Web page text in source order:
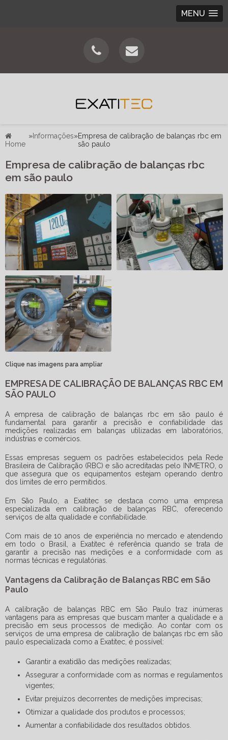
MENU
Home
» Informações»Empresa de calibração de balanças rbc em
são paulo
Empresa de calibração de balanças rbc
em são paulo
Clique nas imagens para ampliar
EMPRESA DE CALIBRAÇÃO DE BALANÇAS RBC EM
SÃO PAULO
Aempresa de calibração de balanças rbc em são paulo é
fundamental para garantir a precisão e confiabilidade das
medições realizadas em balanças utilizadas em laboratórios,
indústrias e comércios.
Essas empresas seguem os padrões estabelecidos pela Rede
Brasileira de Calibração (RBC) e são acreditadas pelo INMETRO, o
que assegura que os equipamentos estejam operando dentro
dos limites de erro permitidos.
Em São Paulo, a Exatitec se destaca como uma empresa
especializada em calibração de balanças RBC, oferecendo
serviços de alta qualidade e confiabilidade.
Com mais de 10 anos de experiência no mercado e atendendo
em todo o Brasil, a Exatitec é referência quando se trata de
garantir a precisão nas medições e a conformidade com as
normas técnicas e regulatórias.
Vantagens da Calibração de Balanças RBC em São
Paulo
A calibração de balanças RBC em São Paulo traz inúmeras
vantagens para as empresas que buscam manter a qualidade e a
precisão em seus processos de medição. Ao contar com os
serviços de umaempresa de calibração de balanças rbc em são
paulo especializada como a Exatitec, é possível:
Garantir a exatidão das medições realizadas;
Assegurar a conformidade com as normas e regulamentos
vigentes;
Evitar prejuízos decorrentes de medições imprecisas;
Otimizar a qualidade dos produtos e processos;
Aumentar a confiabilidade dos resultados obtidos.